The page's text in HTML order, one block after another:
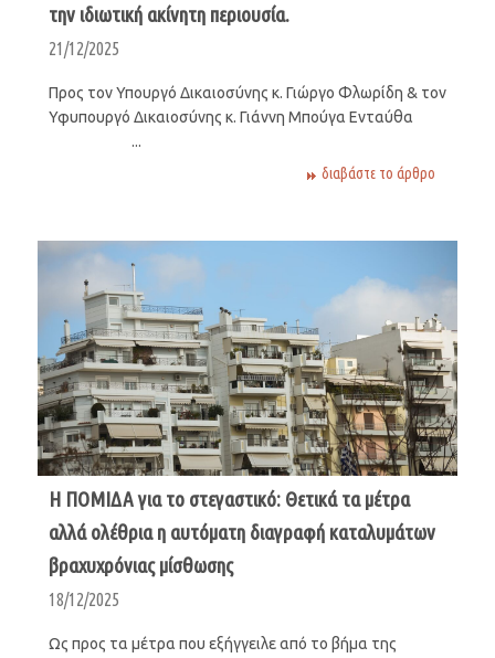
την ιδιωτική ακίνητη περιουσία.
21/12/2025
Προς τον Υπουργό Δικαιοσύνης κ. Γιώργο Φλωρίδη & τον
Υφυπουργό Δικαιοσύνης κ. Γιάννη Μπούγα Ενταύθα
...
διαβάστε το άρθρο
Η ΠΟΜΙΔΑ για το στεγαστικό: Θετικά τα μέτρα
αλλά ολέθρια η αυτόματη διαγραφή καταλυμάτων
βραχυχρόνιας μίσθωσης
18/12/2025
Ως προς τα μέτρα που εξήγγειλε από το βήμα της